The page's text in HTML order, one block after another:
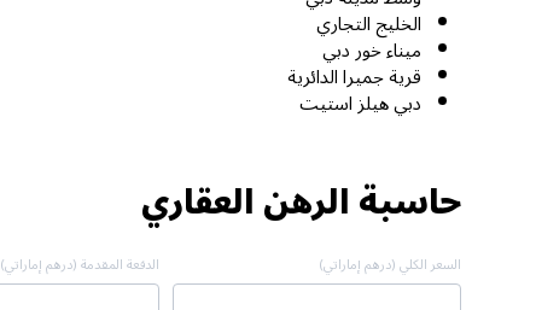
الخليج التجاري
ميناء خور دبي
قرية جميرا الدائرية
دبي هيلز استيت
حاسبة الرهن العقاري
السعر الكلي (درهم إماراتي) الدفعة المقدمة (درهم إماراتي)